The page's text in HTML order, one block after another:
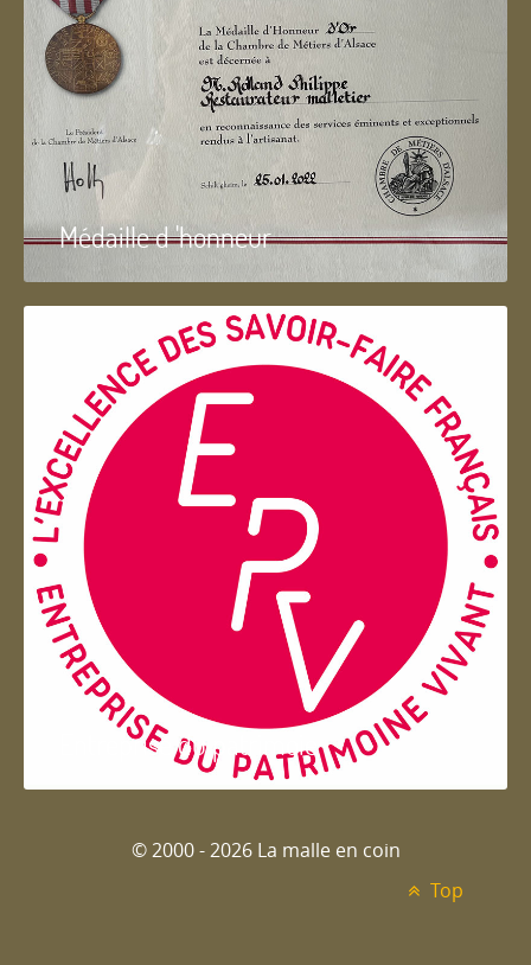
Médaille d 'honneur
Entreprise du patrimoie
© 2000 - 2026 La malle en coin
Top